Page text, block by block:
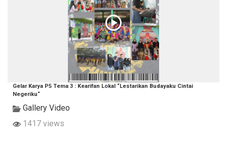
Gelar Karya P5 Tema 3 : Kearifan Lokal “Lestarikan Budayaku Cintai
Negeriku“
Gallery Video
1417 views